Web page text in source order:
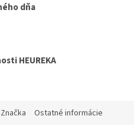
dňa
HEUREKA
Značka Ostatné informácie